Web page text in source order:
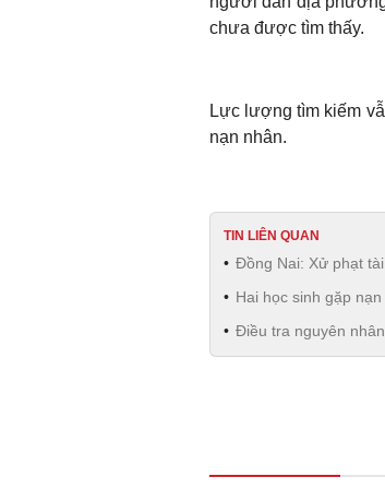
chưa được tìm thấy.
Lực lượng tìm kiếm
nạn nhân.
TIN LIÊN QUAN
Đồng Nai: Xử phạt
Hai học sinh gặp
Điều tra nguyên